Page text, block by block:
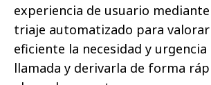
experiencia de usuario
triaje automatizado para
eficiente la necesidad y urgencia
llamada y derivarla de forma